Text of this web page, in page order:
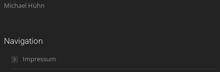
Michael Hühn
Navigation
Impressum